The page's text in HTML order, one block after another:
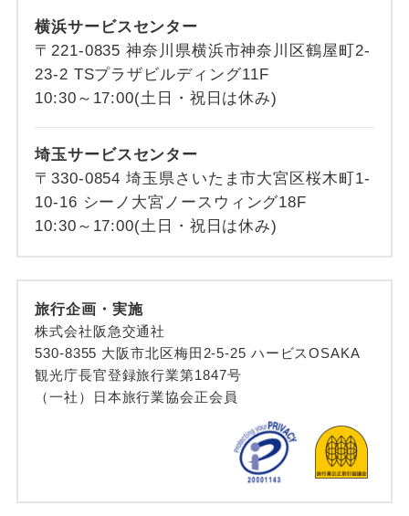
横浜サービスセンター
〒221-0835 神奈川県横浜市神奈川区鶴屋町2-
23-2 TSプラザビルディング11F
10:30～17:00(土日・祝日は休み)
埼玉サービスセンター
〒330-0854 埼玉県さいたま市大宮区桜木町1-
10-16 シーノ大宮ノースウィング18F
10:30～17:00(土日・祝日は休み)
旅行企画・実施
株式会社阪急交通社
530-8355 大阪市北区梅田2-5-25 ハービスOSAKA
観光庁長官登録旅行業第1847号
（一社）日本旅行業協会正会員